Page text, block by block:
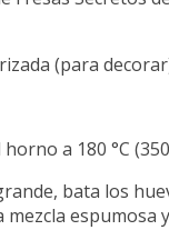
(para
a 180 °C (350
bata los
espumosa